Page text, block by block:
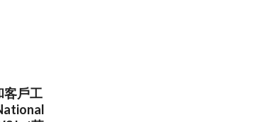
客戶工